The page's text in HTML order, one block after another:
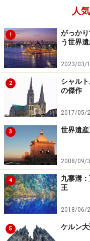
富士山本宮浅間大社。
の総本社
山頂の信仰遺跡群
登山道（大宮・
口登山道、吉田口
浅間神社（富士
神社、山宮浅
社、富士浅間神
社）
御師住宅（旧外
富士五湖（西湖
湖）
忍野八海（出口
池、濁池、鏡池、
人
1
がっか
う世界
2023/03/
2
シャル
の傑作
2017/05/
3 世界遺
2008/09/
4
九寨溝
王
2018/06/
5 ケルン